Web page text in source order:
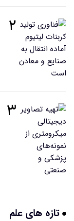
۲
۳
تازه های علم